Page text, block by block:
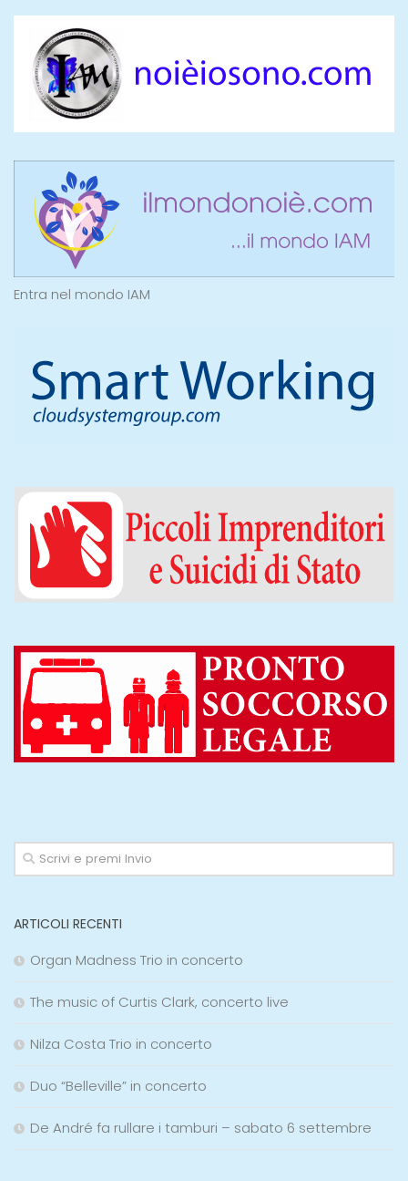
Entra nel mondo IAM
ARTICOLI RECENTI
Organ Madness Trio in concerto
The music of Curtis Clark, concerto live
Nilza Costa Trio in concerto
Duo “Belleville” in concerto
De André fa rullare i tamburi – sabato 6 settembre